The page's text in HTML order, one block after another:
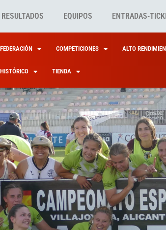
RESULTADOS EQUIPOS ENTRADAS-
FEDERACIÓN COMPETICIONES ALTO
HISTÓRICO TIENDA